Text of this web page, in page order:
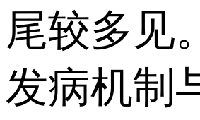
尾较多见
发病机制